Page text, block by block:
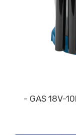
שואב אבק נטען 18 וולט - גוף בלבד GAS 18V-10L -